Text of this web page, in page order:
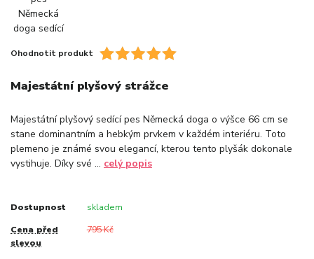
Ohodnotit produkt
Majestátní plyšový strážce
Majestátní plyšový sedící pes Německá doga o výšce 66 cm se
stane dominantním a hebkým prvkem v každém interiéru. Toto
plemeno je známé svou elegancí, kterou tento plyšák dokonale
vystihuje. Díky své ... celý popis
Dostupnost skladem
Cena před
slevou
795 Kč